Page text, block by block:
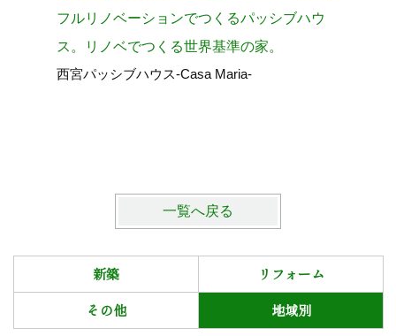
フルリノベーションでつくるパッシブハウ
ス。リノベでつくる世界基準の家。
西宮パッシブハウス-Casa Maria-
一覧へ戻る
新築
リフォーム
その他
地域別